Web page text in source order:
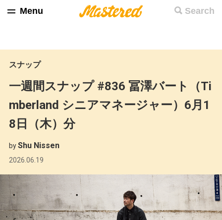
Search
Menu
スナップ
一週間スナップ #836 冨澤バート（Ti
mberland シニアマネージャー）6月1
8日（木）分
byShu Nissen
2026.06.19